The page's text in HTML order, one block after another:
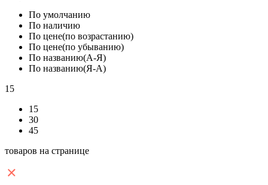
По умолчанию
По наличию
По цене(по возрастанию)
По цене(по убыванию)
По названию(А-Я)
По названию(Я-А)
15
15
30
45
товаров на странице